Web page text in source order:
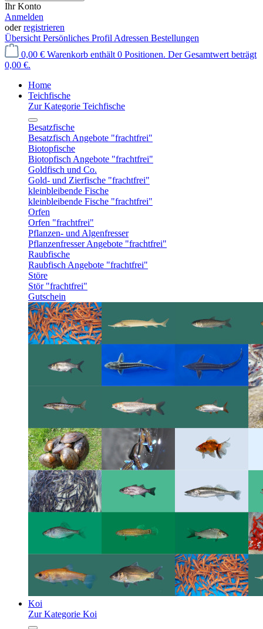
Ihr Konto
Anmelden
oderregistrieren
Übersicht Persönliches Profil Adressen Bestellungen
0,00 € Warenkorb enthält 0 Positionen. Der Gesamtwert beträgt
0,00 €.
Home
Teichfische
Zur Kategorie Teichfische
Besatzfische
Besatzfisch Angebote "frachtfrei"
Biotopfische
Biotopfisch Angebote "frachtfrei"
Goldfisch und Co.
Gold- und Zierfische "frachtfrei"
kleinbleibende Fische
kleinbleibende Fische "frachtfrei"
Orfen
Orfen "frachtfrei"
Pflanzen- und Algenfresser
Pflanzenfresser Angebote "frachtfrei"
Raubfische
Raubfisch Angebote "frachtfrei"
Störe
Stör "frachtfrei"
Gutschein
Koi
Zur Kategorie Koi